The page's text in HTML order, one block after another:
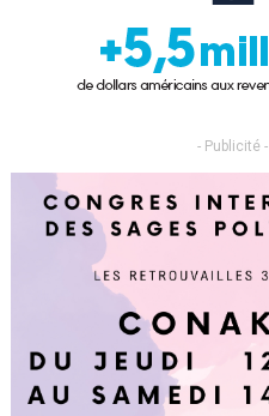
- Publicité -